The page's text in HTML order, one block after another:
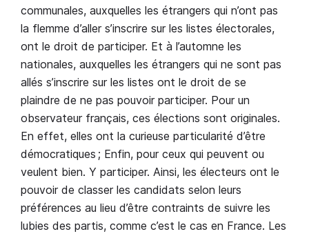
communales, auxquelles les étrangers qui n’ont pas
la flemme d’aller s’inscrire sur les listes électorales,
ont le droit de participer. Et à l’automne les
nationales, auxquelles les étrangers qui ne sont pas
allés s’inscrire sur les listes ont le droit de se
plaindre de ne pas pouvoir participer. Pour un
observateur français, ces élections sont originales.
En effet, elles ont la curieuse particularité d’être
démocratiques ; Enfin, pour ceux qui peuvent ou
veulent bien. Y participer. Ainsi, les électeurs ont le
pouvoir de classer les candidats selon leurs
préférences au lieu d’être contraints de suivre les
lubies des partis, comme c’est le cas en France. Les